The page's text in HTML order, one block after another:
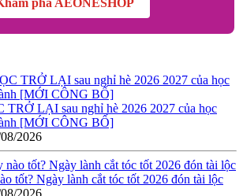
phá AEONESHOP
LẠI sau nghỉ hè 2026 2027 của học
[MỚI CÔNG BỐ]
2026
tốt? Ngày lành cắt tóc tốt 2026 đón tài lộc
2026